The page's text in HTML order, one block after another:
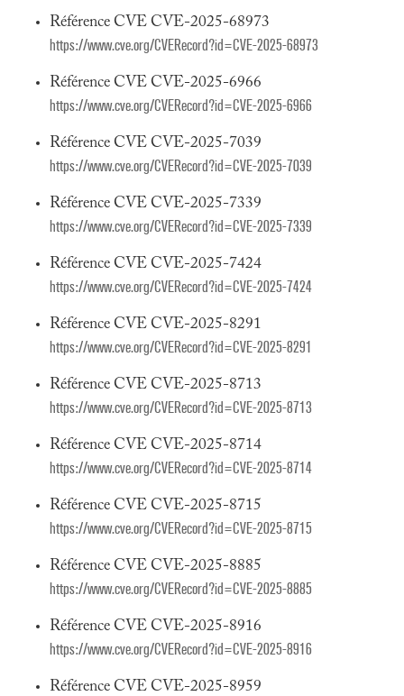
Référence CVE CVE-2025-68973
https://www.cve.org/CVERecord?id=CVE-2025-68973
Référence CVE CVE-2025-6966
https://www.cve.org/CVERecord?id=CVE-2025-6966
Référence CVE CVE-2025-7039
https://www.cve.org/CVERecord?id=CVE-2025-7039
Référence CVE CVE-2025-7339
https://www.cve.org/CVERecord?id=CVE-2025-7339
Référence CVE CVE-2025-7424
https://www.cve.org/CVERecord?id=CVE-2025-7424
Référence CVE CVE-2025-8291
https://www.cve.org/CVERecord?id=CVE-2025-8291
Référence CVE CVE-2025-8713
https://www.cve.org/CVERecord?id=CVE-2025-8713
Référence CVE CVE-2025-8714
https://www.cve.org/CVERecord?id=CVE-2025-8714
Référence CVE CVE-2025-8715
https://www.cve.org/CVERecord?id=CVE-2025-8715
Référence CVE CVE-2025-8885
https://www.cve.org/CVERecord?id=CVE-2025-8885
Référence CVE CVE-2025-8916
https://www.cve.org/CVERecord?id=CVE-2025-8916
Référence CVE CVE-2025-8959